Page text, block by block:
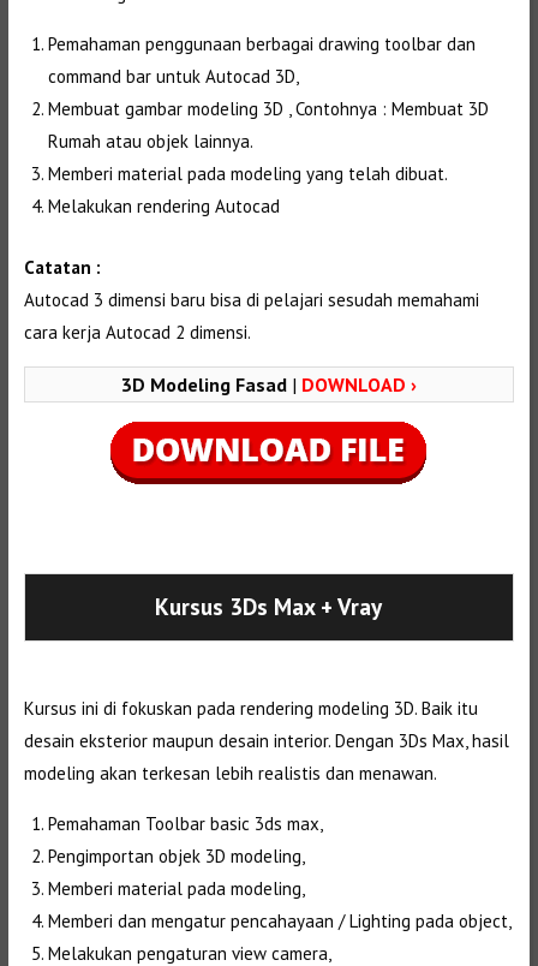
Pemahaman penggunaan berbagai drawing toolbar dan
command bar untuk Autocad 3D,
Membuat gambar modeling 3D , Contohnya : Membuat 3D
Rumah atau objek lainnya.
Memberi material pada modeling yang telah dibuat.
Melakukan rendering Autocad
Catatan :
Autocad 3 dimensi baru bisa di pelajari sesudah memahami
cara kerja Autocad 2 dimensi.
3D Modeling Fasad | DOWNLOAD ›
Kursus 3Ds Max + Vray
Kursus ini di fokuskan pada rendering modeling 3D. Baik itu
desain eksterior maupun desain interior. Dengan 3Ds Max, hasil
modeling akan terkesan lebih realistis dan menawan.
Pemahaman Toolbar basic 3ds max,
Pengimportan objek 3D modeling,
Memberi material pada modeling,
Memberi dan mengatur pencahayaan / Lighting pada object,
Melakukan pengaturan view camera,